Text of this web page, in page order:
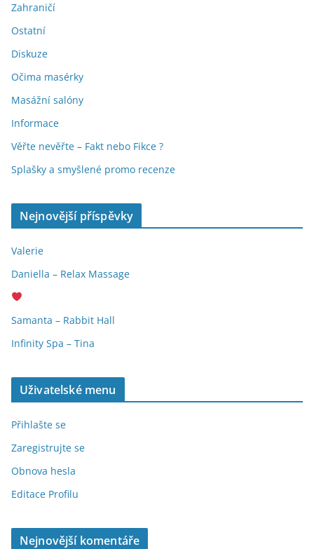
Zahraničí
Ostatní
Diskuze
Očima masérky
Masážní salóny
Informace
Věřte nevěřte – Fakt nebo Fikce ?
Splašky a smyšlené promo recenze
Nejnovější příspěvky
Valerie
Daniella – Relax Massage
Samanta – Rabbit Hall
Infinity Spa – Tina
Uživatelské menu
Přihlašte se
Zaregistrujte se
Obnova hesla
Editace Profilu
Nejnovější komentáře